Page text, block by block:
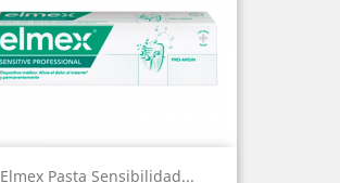
Elmex Pasta Sensibilidad...